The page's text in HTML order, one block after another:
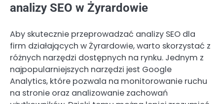
analizy SEO w Żyrardowie
Aby skutecznie przeprowadzać analizy SEO dla
firm działających w Żyrardowie, warto skorzystać z
różnych narzędzi dostępnych na rynku. Jednym z
najpopularniejszych narzędzi jest Google
Analytics, które pozwala na monitorowanie ruchu
na stronie oraz analizowanie zachowań